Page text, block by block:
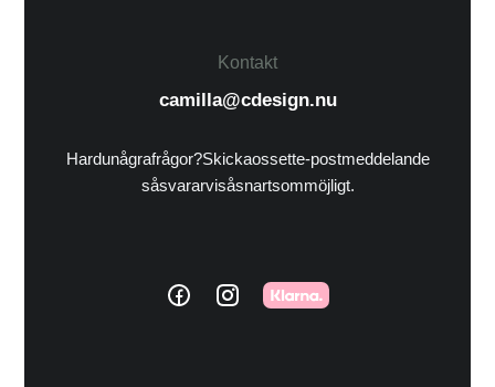
Kontakt
camilla@cdesign.nu
Har du några frågor? Skicka oss ett e-postmeddelande
så svarar vi så snart som möjligt.